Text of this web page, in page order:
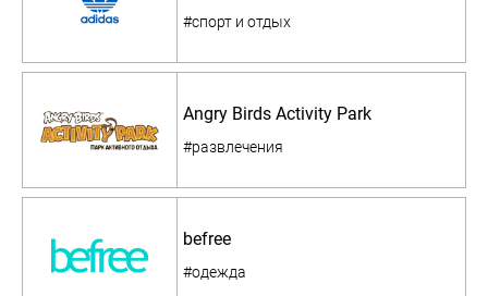
#спорт и отдых
Angry Birds Activity Park
#развлечения
befree
#одежда